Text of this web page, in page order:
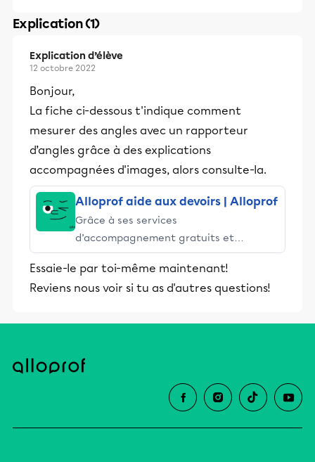
Explication (1)
Explication d’élève
12 octobre 2022
Bonjour,
La fiche ci-dessous t'indique comment
mesurer des angles avec un rapporteur
d’angles grâce à des explications
accompagnées d'images, alors consulte-la.
Alloprof aide aux devoirs | Alloprof
Grâce à ses services
d’accompagnement gratuits et
stimulants, Alloprof engage les élèves
et leurs parents dans la réussite
éducative.
Essaie-le par toi-même maintenant!
Reviens nous voir si tu as d'autres questions!